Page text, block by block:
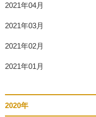
2021年04月
2021年03月
2021年02月
2021年01月
2020年